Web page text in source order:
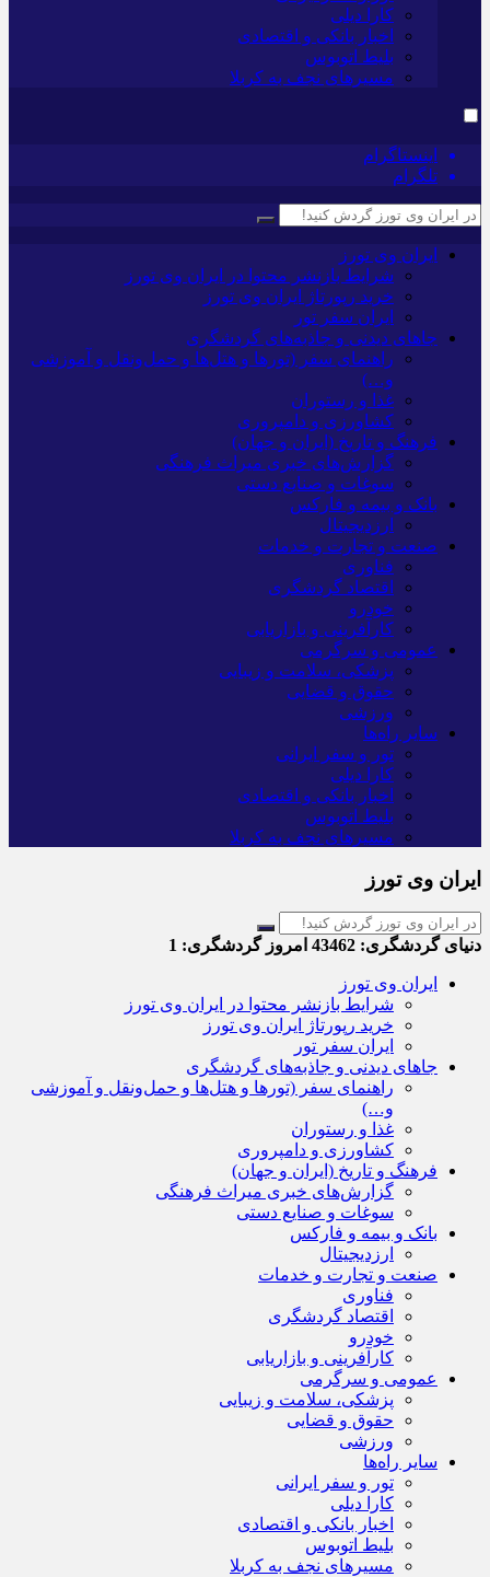
کارا دیلی
اخبار بانکی و اقتصادی
بلیط اتوبوس
مسیرهای نجف به کربلا
اینستاگرام
تلگرام
ایران وی تورز
شرایط بازنشر محتوا در ایران وی تورز
خرید رپورتاژ ایران وی تورز
ایران سفر تور
جاهای دیدنی و جاذبه‌های گردشگری
راهنمای سفر (تورها و هتل‌ها و حمل‌و‌نقل و آموزشی
و…)
غذا و رستوران
کشاورزی و دامپروری
فرهنگ و تاریخ (ایران و جهان)
گزارش‌های خبری میراث فرهنگی
سوغات و صنایع دستی
بانک و بیمه و فارکس
ارزدیجیتال
صنعت و تجارت و خدمات
فناوری
اقتصاد گردشگری
خودرو
کارآفرینی و بازاریابی
عمومی و سرگرمی
پزشکی، سلامت و زیبایی
حقوق و قضایی
ورزشی
سایر راه‌ها
تور و سفر ایرانی
کارا دیلی
اخبار بانکی و اقتصادی
بلیط اتوبوس
مسیرهای نجف به کربلا
ایران وی تورز
دنیای گردشگری: امروز گردشگری:
ایران وی تورز
شرایط بازنشر محتوا در ایران وی تورز
خرید رپورتاژ ایران وی تورز
ایران سفر تور
جاهای دیدنی و جاذبه‌های گردشگری
راهنمای سفر (تورها و هتل‌ها و حمل‌و‌نقل و آموزشی
و…)
غذا و رستوران
کشاورزی و دامپروری
فرهنگ و تاریخ (ایران و جهان)
گزارش‌های خبری میراث فرهنگی
سوغات و صنایع دستی
بانک و بیمه و فارکس
ارزدیجیتال
صنعت و تجارت و خدمات
فناوری
اقتصاد گردشگری
خودرو
کارآفرینی و بازاریابی
عمومی و سرگرمی
پزشکی، سلامت و زیبایی
حقوق و قضایی
ورزشی
سایر راه‌ها
تور و سفر ایرانی
کارا دیلی
اخبار بانکی و اقتصادی
بلیط اتوبوس
مسیرهای نجف به کربلا